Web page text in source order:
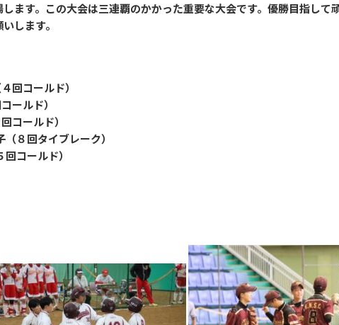
ます。この大会は三連覇のかかった重要な大会です。優勝目指して
します。
コールド）
ルド）
ールド）
回タイブレーク）
コールド）